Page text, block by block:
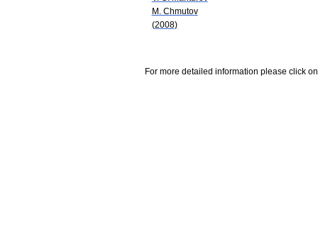
M. Chmutov
(2008)
For more detailed information please click